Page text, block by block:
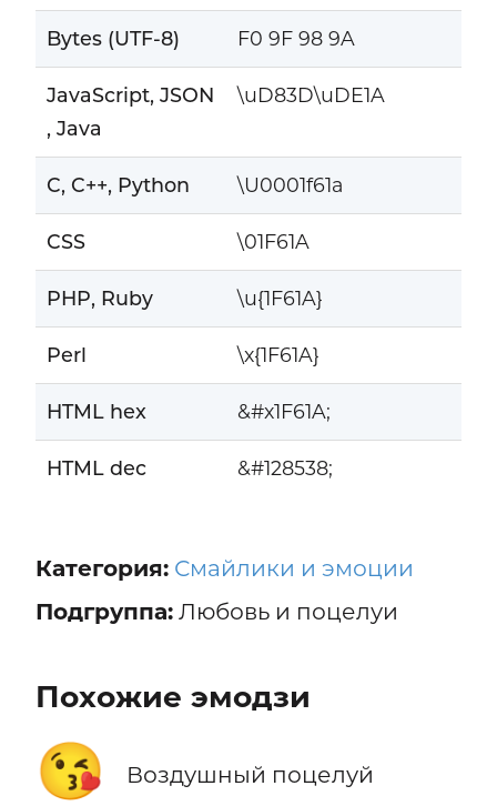
Bytes (UTF-8) F0 9F 98 9A
JavaScript, JSON
, Java
\uD83D\uDE1A
C, C++, Python \U0001f61a
CSS \01F61A
PHP, Ruby \u{1F61A}
Perl \x{1F61A}
HTML hex &#x1F61A;
HTML dec &#128538;
Категория: Смайлики и эмоции
Подгруппа:Любовь и поцелуи
Похожие эмодзи
😘 Воздушный поцелуй